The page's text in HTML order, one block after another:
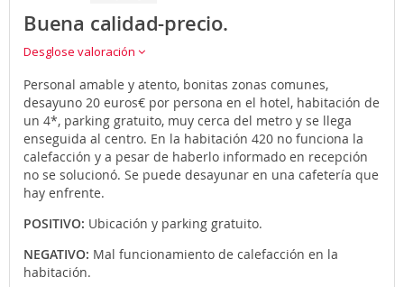
Buena calidad-precio.
Desglose valoración
Personal amable y atento, bonitas zonas comunes,
desayuno 20 euros€ por persona en el hotel, habitación de
un 4*, parking gratuito, muy cerca del metro y se llega
enseguida al centro. En la habitación 420 no funciona la
calefacción y a pesar de haberlo informado en recepción
no se solucionó. Se puede desayunar en una cafetería que
hay enfrente.
POSITIVO: Ubicación y parking gratuito.
NEGATIVO: Mal funcionamiento de calefacción en la
habitación.